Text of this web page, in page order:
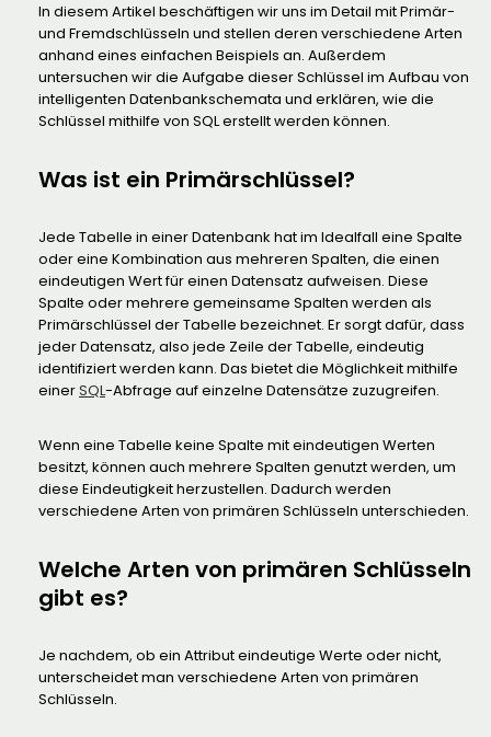
In diesem Artikel beschäftigen wir uns im Detail mit Primär-
und Fremdschlüsseln und stellen deren verschiedene Arten
anhand eines einfachen Beispiels an. Außerdem
untersuchen wir die Aufgabe dieser Schlüssel im Aufbau von
intelligenten Datenbankschemata und erklären, wie die
Schlüssel mithilfe von SQL erstellt werden können.
Was ist ein Primärschlüssel?
Jede Tabelle in einer Datenbank hat im Idealfall eine Spalte
oder eine Kombination aus mehreren Spalten, die einen
eindeutigen Wert für einen Datensatz aufweisen. Diese
Spalte oder mehrere gemeinsame Spalten werden als
Primärschlüssel der Tabelle bezeichnet. Er sorgt dafür, dass
jeder Datensatz, also jede Zeile der Tabelle, eindeutig
identifiziert werden kann. Das bietet die Möglichkeit mithilfe
einerSQL-Abfrage auf einzelne Datensätze zuzugreifen.
Wenn eine Tabelle keine Spalte mit eindeutigen Werten
besitzt, können auch mehrere Spalten genutzt werden, um
diese Eindeutigkeit herzustellen. Dadurch werden
verschiedene Arten von primären Schlüsseln unterschieden.
Welche Arten von primären Schlüsseln
gibt es?
Je nachdem, ob ein Attribut eindeutige Werte oder nicht,
unterscheidet man verschiedene Arten von primären
Schlüsseln.